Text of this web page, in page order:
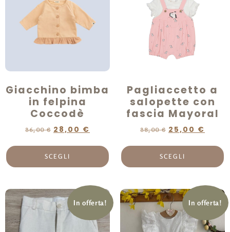
Giacchino bimba
in felpina
Coccodè
36,00€ 28,00 €
SCEGLI
Pagliaccetto a
salopette con
fascia Mayoral
38,00€ 25,00 €
SCEGLI
In offerta! In offerta!